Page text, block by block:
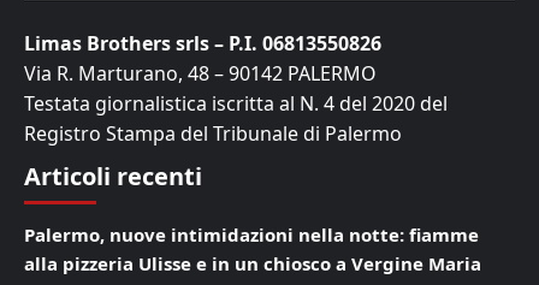
Limas Brothers srls – P.I. 06813550826
Via R. Marturano, 48 – 90142 PALERMO
Testata giornalistica iscritta al N. 4 del 2020 del
Registro Stampa del Tribunale di Palermo
Articoli recenti
Palermo, nuove intimidazioni nella notte: fiamme
alla pizzeria Ulisse e in un chiosco a Vergine Maria